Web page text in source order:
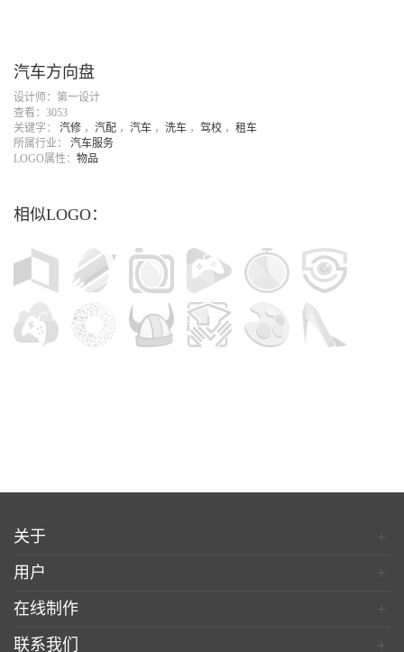
汽车方向盘
设计师：第一设计
查看：3053
关键字： 汽修 ， 汽配 ， 汽车 ， 洗车 ， 驾校 ， 租车
所属行业： 汽车服务
LOGO属性： 物品
相似LOGO：
关于
+
用户
+
在线制作
+
联系我们
+